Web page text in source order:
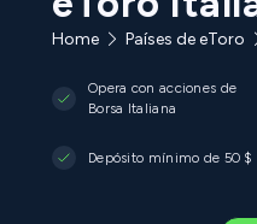
Home Países de eToro
Opera con acciones de
Borsa Italiana
Depósito mínimo de 50 $